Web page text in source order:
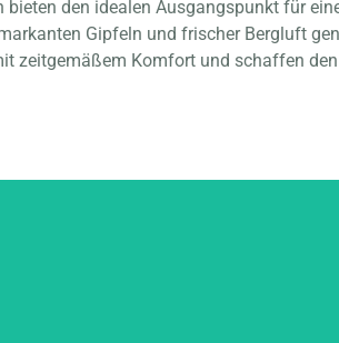
den idealen Ausgangspunkt für
Gipfeln und frischer Bergluft
zeitgemäßem Komfort und schaffen